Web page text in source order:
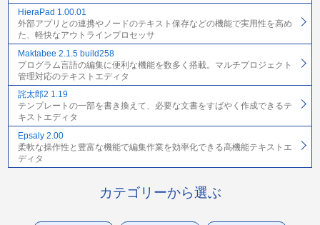
HieraPad 1.00.01
外部アプリとの連携やノードのテキスト保存などの機能で実用性を高め
た、軽快なアウトラインプロセッサ
Maktabee 2.1.5 build258
プログラム言語の編集に便利な機能を数多く搭載。マルチプロジェクト
管理対応のテキストエディタ
詫太郎2 1.19
テンプレートの一部を書き換えて、必要な文書をすばやく作成できるテ
キストエディタ
Epsaly 2.00
柔軟な操作性と豊富な機能で編集作業を効率化できる高機能テキストエ
ディタ
カテゴリーから選ぶ